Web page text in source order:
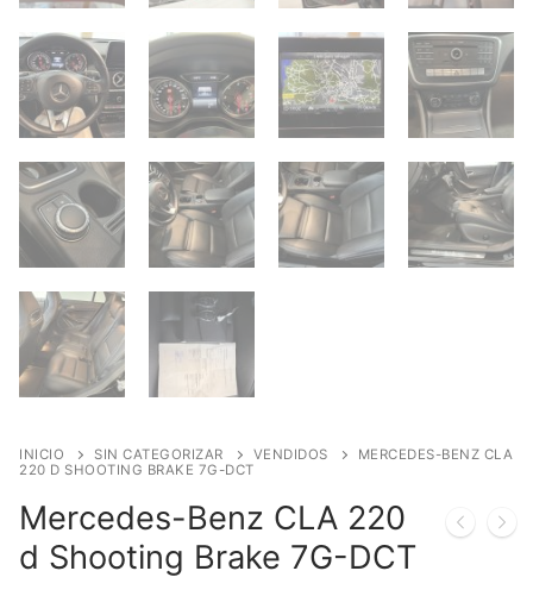
INICIO SIN CATEGORIZAR VENDIDOS
MERCEDES-BENZ CLA
220 D SHOOTING BRAKE 7G-DCT
Mercedes-Benz CLA 220
d Shooting Brake 7G-DCT